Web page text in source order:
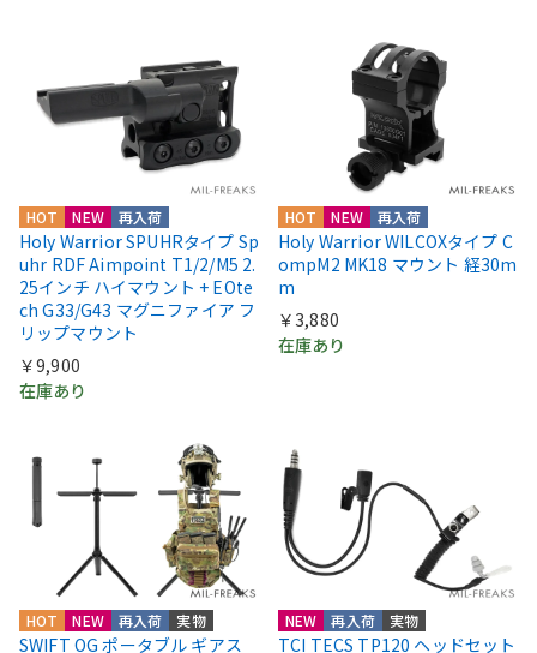
HOT NEW 再入荷
Holy Warrior SPUHRタイプ Sp
uhr RDF Aimpoint T1/2/M5 2.
25インチ ハイマウント + EOte
ch G33/G43 マグニファイア フ
リップマウント
￥9,900
在庫あり
HOT NEW 再入荷
Holy Warrior WILCOXタイプ C
ompM2 MK18 マウント 経30m
m
￥3,880
在庫あり
HOT NEW 再入荷 実物
SWIFT OG ポータブル ギアス
NEW 再入荷 実物
TCI TECS TP120 ヘッドセット